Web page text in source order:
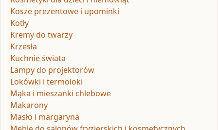
Kosze prezentowe i upominki
Kotły
Kremy do twarzy
Krzesła
Kuchnie świata
Lampy do projektorów
Lokówki i termoloki
Mąka i mieszanki chlebowe
Makarony
Masło i margaryna